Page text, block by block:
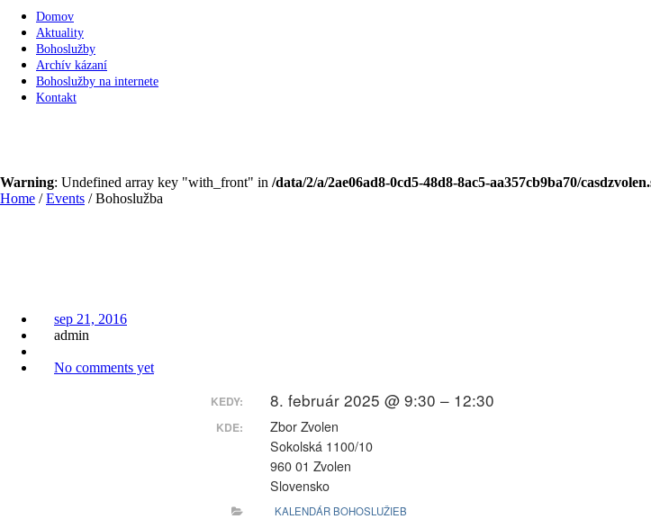
Domov
Aktuality
Bohoslužby
Archív kázaní
Bohoslužby na internete
Kontakt
Warning: Undefined array key "with_front" in /data/2/a/2ae06ad8-0cd5-48d8-8ac5-aa357cb9ba70/
Home / Events / Bohoslužba
sep 21, 2016
admin
No comments yet
KEDY: 8. február 2025 @ 9:30 – 12:30
KDE:
Zbor Zvolen
Sokolská 1100/10
960 01 Zvolen
Slovensko
KALENDÁR BOHOSLUŽIEB